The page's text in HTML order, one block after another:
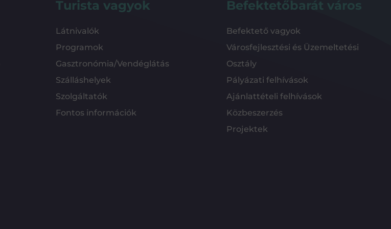
Turista vagyok
Látnivalók
Programok
Gasztronómia/Vendéglátás
Szálláshelyek
Szolgáltatók
Fontos információk
Befektetőbarát város
Befektető vagyok
Városfejlesztési és Üzemeltetési
Osztály
Pályázati felhívások
Ajánlattételi felhívások
Közbeszerzés
Projektek